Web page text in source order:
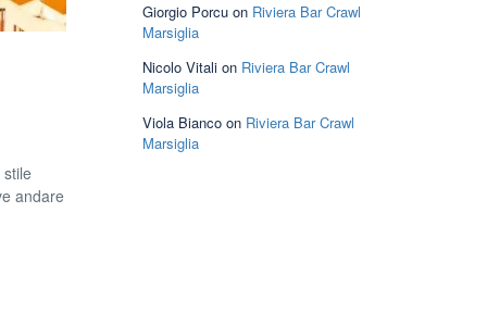
andare
Giorgio Porcu on Riviera Bar Crawl
Marsiglia
Nicolo Vitali on Riviera Bar Crawl
Marsiglia
Viola Bianco on Riviera Bar Crawl
Marsiglia